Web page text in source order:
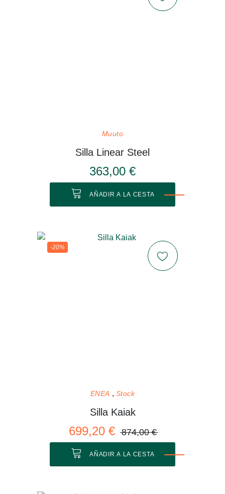
Muuto
Silla Linear Steel
363,00 €
AÑADIR A LA CESTA
-20%
ENEA Stock
Silla Kaiak
699,20 € 874,00 €
AÑADIR A LA CESTA